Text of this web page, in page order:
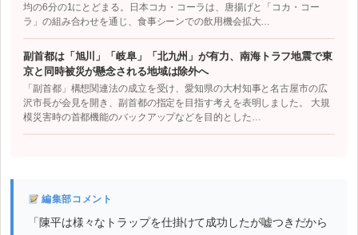
均の6分の1にとどまる。日本コカ・コーラは、唐揚げと「コカ・コー
ラ」の組み合わせを通じ、食事シーンでの飲用機会拡大…
副首都は「旭川」「岐阜」「北九州」が有力、南海トラフ地震で東
京と同時被災が懸念される地域は除外へ
「副首都」構想関連法の成立を受け、愛知県の大村知事と名古屋市の広
沢市長が会見を開き、副首都の指定を目指す考えを表明しました。 大規
模災害時の首都機能のバックアップなどを目的とした…
編集部コメント
「陳平は様々なトラップを仕掛けて成功したが嘘つきだから